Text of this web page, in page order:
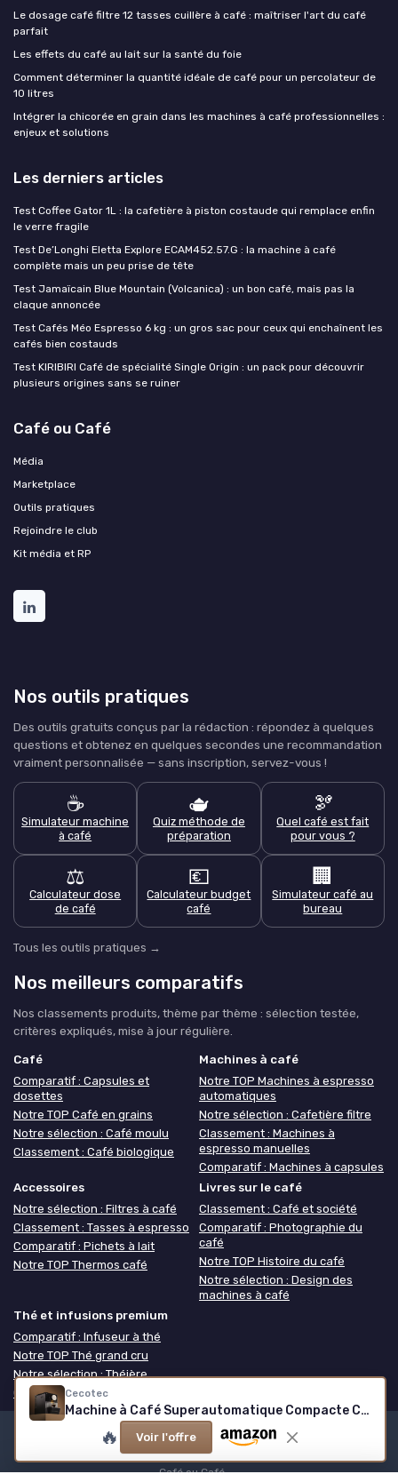
Cecotec
Machine à Café Superautomatique Compacte Cremmaet Cube - 1350W, Système de Pressage 10g, Système de Pré-Infusion, 19 Bars, Système Thermoblock, 5 Niveaux de Mouture, Panneau de Contrôle Tactile
🔥 Voir l'offre
Le dosage café filtre 12 tasses cuillère à café : maîtriser l'art du café
parfait
Les effets du café au lait sur la santé du foie
Comment déterminer la quantité idéale de café pour un percolateur de
10 litres
Intégrer la chicorée en grain dans les machines à café professionnelles :
enjeux et solutions
Les derniers articles
Test Coffee Gator 1L : la cafetière à piston costaude qui remplace enfin
le verre fragile
Test De’Longhi Eletta Explore ECAM452.57.G : la machine à café
complète mais un peu prise de tête
Test Jamaïcain Blue Mountain (Volcanica) : un bon café, mais pas la
claque annoncée
Test Cafés Méo Espresso 6 kg : un gros sac pour ceux qui enchaînent les
cafés bien costauds
Test KIRIBIRI Café de spécialité Single Origin : un pack pour découvrir
plusieurs origines sans se ruiner
Café ou Café
Média
Marketplace
Outils pratiques
Rejoindre le club
Kit média et RP
Nos outils pratiques
Des outils gratuits conçus par la rédaction : répondez à quelques
questions et obtenez en quelques secondes une recommandation
vraiment personnalisée — sans inscription, servez-vous !
☕
Simulateur machine
à café
🫖
Quiz méthode de
préparation
🫘
Quel café est fait
pour vous ?
⚖️
Calculateur dose
de café
💶
Calculateur budget
café
🏢
Simulateur café au
bureau
Tous les outils pratiques →
Nos meilleurs comparatifs
Nos classements produits, thème par thème : sélection testée,
critères expliqués, mise à jour régulière.
Café
Comparatif : Capsules et
dosettes
Notre TOP Café en grains
Notre sélection : Café moulu
Classement : Café biologique
Machines à café
Notre TOP Machines à espresso
automatiques
Notre sélection : Cafetière filtre
Classement : Machines à
espresso manuelles
Comparatif : Machines à capsules
Accessoires
Notre sélection : Filtres à café
Classement : Tasses à espresso
Comparatif : Pichets à lait
Notre TOP Thermos café
Livres sur le café
Classement : Café et société
Comparatif : Photographie du
café
Notre TOP Histoire du café
Notre sélection : Design des
machines à café
Thé et infusions premium
Comparatif : Infuseur à thé
Notre TOP Thé grand cru
Notre sélection : Théière
Classement : Coffret thé
Mentions légales Politique de confidentialité
Enquête 2025 sur les cafés
Notre méthodologie